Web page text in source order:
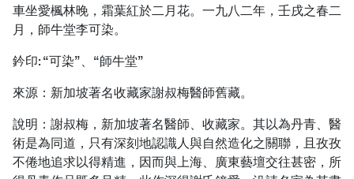
車坐愛楓林晚，霜葉紅於二月花。一九八二年，壬戌之春二
月，師牛堂李可染。
鈐印: “可染”、“師牛堂”
來源：新加坡著名收藏家謝叔梅醫師舊藏。
說明：謝叔梅，新加坡著名醫師、收藏家。其以為丹青、醫
術是為同道，只有深刻地認識人與自然造化之關聯，且孜孜
不倦地追求以得精進，因而與上海、廣東藝壇交往甚密，所